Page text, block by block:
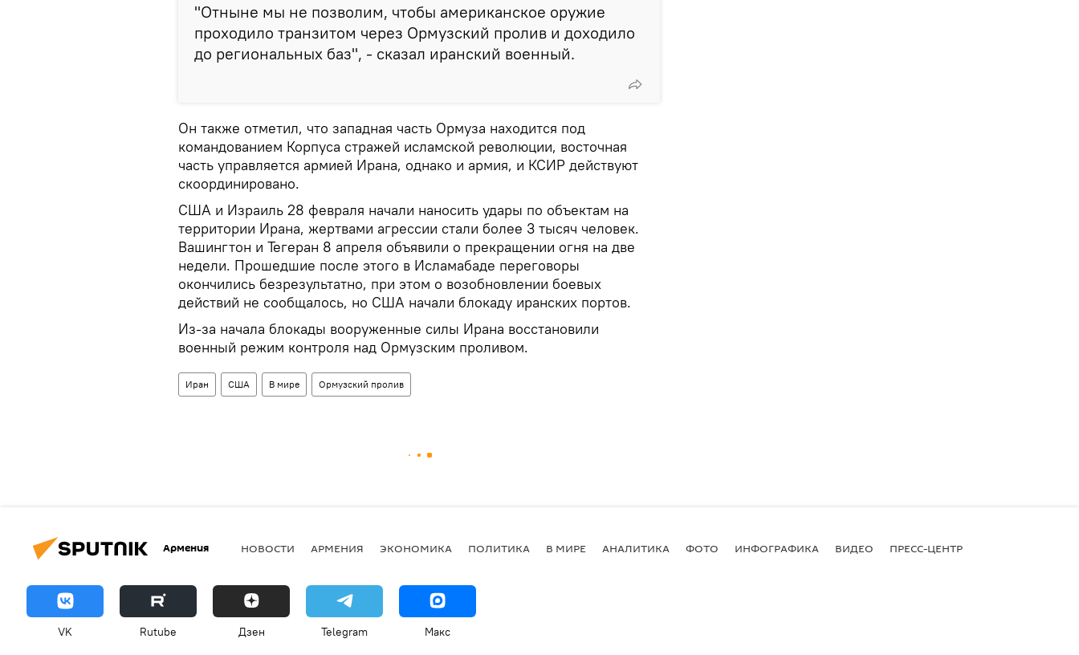
"Отныне мы не позволим, чтобы американское оружие
проходило транзитом через Ормузский пролив и доходило
до региональных баз", - сказал иранский военный.
Он также отметил, что западная часть Ормуза находится под
командованием Корпуса стражей исламской революции, восточная
часть управляется армией Ирана, однако и армия, и КСИР действуют
скоординировано.
США и Израиль 28 февраля начали наносить удары по объектам на
территории Ирана, жертвами агрессии стали более 3 тысяч человек.
Вашингтон и Тегеран 8 апреля объявили о прекращении огня на две
недели. Прошедшие после этого в Исламабаде переговоры
окончились безрезультатно, при этом о возобновлении боевых
действий не сообщалось, но США начали блокаду иранских портов.
Из-за начала блокады вооруженные силы Ирана восстановили
военный режим контроля над Ормузским проливом.
Иран США В мире Ормузский пролив
Армения НОВОСТИ АРМЕНИЯ ЭКОНОМИКА ПОЛИТИКА В МИРЕ АНАЛИТИКА ФОТО ИНФОГРАФИКА ВИДЕО ПРЕСС-ЦЕНТР
VK Rutube Дзен Telegram Макс